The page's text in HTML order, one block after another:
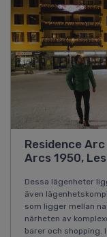
Residence
Arcs 1950,
Dessa lägenheter
även
som ligger mellan
närheten av
barer och shopping.